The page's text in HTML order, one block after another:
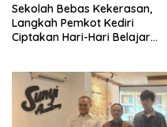
Sekolah Bebas Kekerasan,
Langkah Pemkot Kediri
Ciptakan Hari-Hari Belajar